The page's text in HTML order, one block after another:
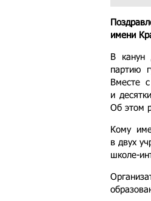
имени
В канун
партию
Вместе
и
Об этом
Кому
в двух
школе-